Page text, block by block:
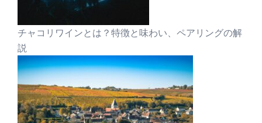
チャコリワインとは？特徴と味わい、ペアリングの解
説